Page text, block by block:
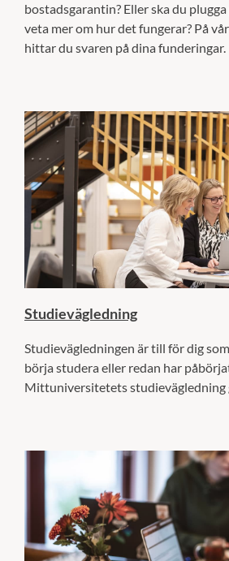
bostadsgarantin? Eller ska du
veta mer om hur det fungerar? På
hittar du svaren på dina funderingar.
Studievägledning
Studievägledningen är till för dig
börja studera eller redan har
Mittuniversitetets studievägledning